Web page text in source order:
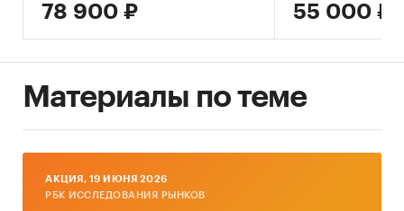
рассмотрены виды:
- Уголь, за исключением антрацита,
В разделе `Импорт` и `Экспорт` рассмотрены
78 900 ₽ 55 000 ₽
Материалы по теме
AКЦИЯ, 19 ИЮНЯ 2026
РБК ИССЛЕДОВАНИЯ РЫНКОВ